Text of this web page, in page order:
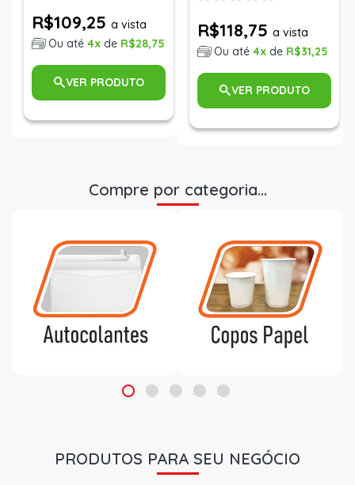
R$109,25 a vista
Ou até 4x de R$28,75
VER PRODUTO
R$118,75 a vista
Ou até 4x de R$31,25
VER PRODUTO
Compre por categoria...
PRODUTOS PARA SEU NEGÓCIO